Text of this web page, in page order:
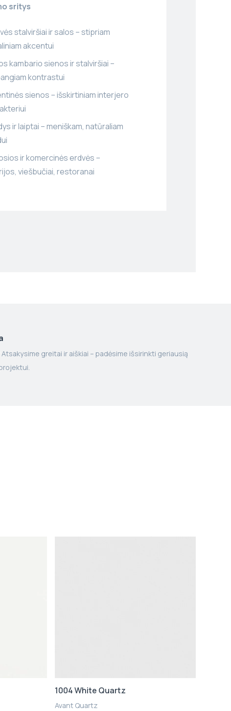
sritys
stalviršiai ir salos – stipriam
akcentui
kambario sienos ir stalviršiai –
kontrastui
sienos – išskirtiniam interjero
ir laiptai – meniškam, natūraliam
ir komercinės erdvės –
viešbučiai, restoranai
greitai ir aiškiai – padėsime išsirinkti geriausią
1004 White Quartz
Avant Quartz